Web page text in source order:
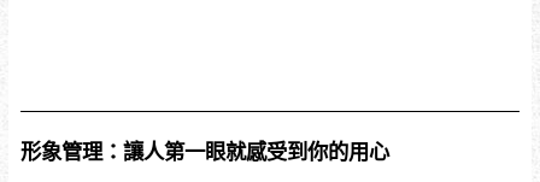
形象管理：讓人第一眼就感受到你的用心